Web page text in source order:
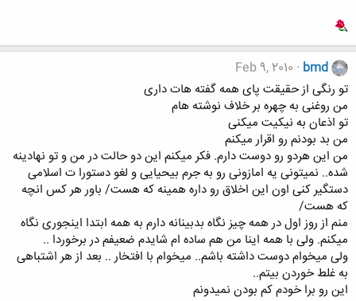
bmd
Feb 9, 2010
تو رنگی از حقیقت پای همه گفته هات داری
من روغنی به چهره بر خلاف نوشته هام
تو اذعان به نیکیت میکنی
من بد بودنم رو اقرار میکنم
من این هردو رو دوست دارم. فکر میکنم این دو حالت در من و تو نهادینه
شده.. نمیتونی یه امازونی رو به جرم بیحیایی و لغو دستورا ت اسلامی
دستگیر کنی اون این اخلاق رو داره همینه که هست/ باور هر کس انچه
که هست/
منم از روز اول در همه چیز نگاه بدبینانه دارم به همه ابتدا اینجوری نگاه
میکنم. ولی با همه اینا من هم ساده ام شایدم ضعیفم در برخوردا ..
ولی میخوام دوست داشته باشم.. میخوام با افتخار .. بعد از هر اشتباهی
به غلط خوردن بیتم..
این رو برا خودم کم بودن نمیدونم